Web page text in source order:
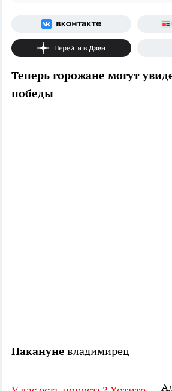
Теперь горожане могут
победы
Накануне владимирец